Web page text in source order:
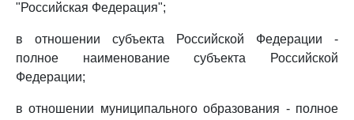
"Российская Федерация";
в отношении субъекта Российской Федерации -
полное наименование субъекта Российской
Федерации;
в отношении муниципального образования - полное